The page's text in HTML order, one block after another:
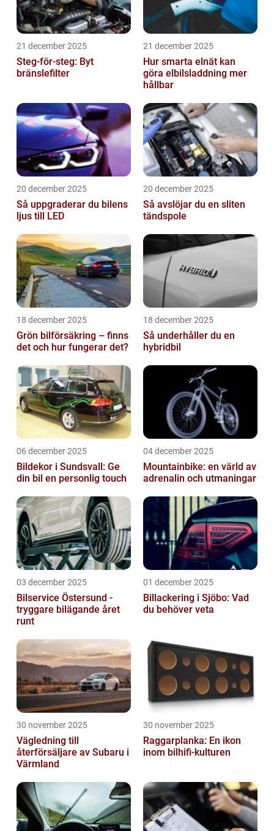
21 december 2025
Steg-för-steg: Byt
bränslefilter
21 december 2025
Hur smarta elnät kan
göra elbilsladdning mer
hållbar
20 december 2025
Så uppgraderar du bilens
ljus till LED
20 december 2025
Så avslöjar du en sliten
tändspole
18 december 2025
Grön bilförsäkring – finns
det och hur fungerar det?
18 december 2025
Så underhåller du en
hybridbil
06 december 2025
Bildekor i Sundsvall: Ge
din bil en personlig touch
04 december 2025
Mountainbike: en värld av
adrenalin och utmaningar
03 december 2025
Bilservice Östersund -
tryggare bilägande året
runt
01 december 2025
Billackering i Sjöbo: Vad
du behöver veta
30 november 2025
Vägledning till
återförsäljare av Subaru i
Värmland
30 november 2025
Raggarplanka: En ikon
inom bilhifi-kulturen